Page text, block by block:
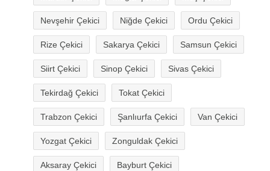
Nevşehir Çekici Niğde Çekici Ordu Çekici
Rize Çekici Sakarya Çekici Samsun Çekici
Siirt Çekici Sinop Çekici Sivas Çekici
Tekirdağ Çekici Tokat Çekici
Trabzon Çekici Şanlıurfa Çekici Van Çekici
Yozgat Çekici Zonguldak Çekici
Aksaray Çekici Bayburt Çekici